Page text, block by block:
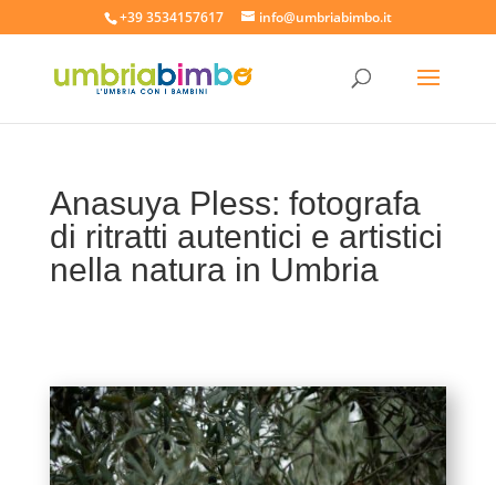
+39 3534157617 info@umbriabimbo.it
Anasuya Pless: fotografa
di ritratti autentici e artistici
nella natura in Umbria